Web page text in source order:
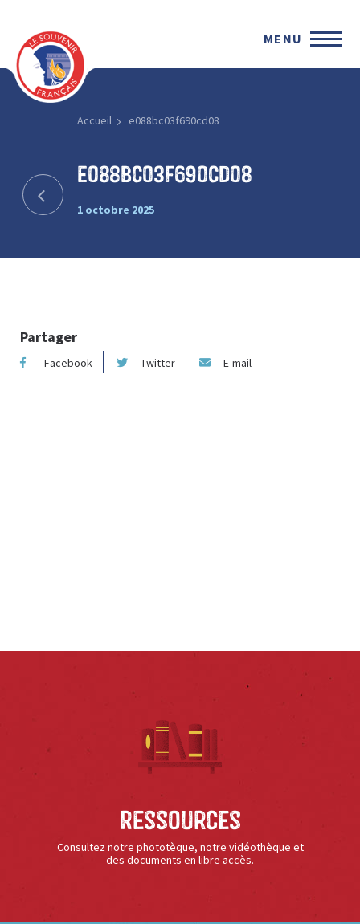
MENU
Accueil e088bc03f690cd08
e088bc03f690cd08
1 octobre 2025
Partager
Facebook Twitter E-mail
Ressources
Consultez notre phototèque, notre vidéothèque et
des documents en libre accès.